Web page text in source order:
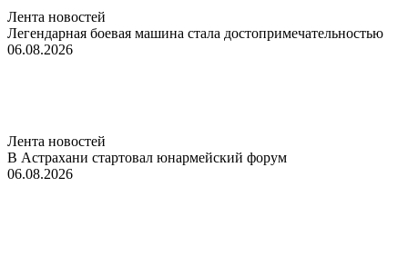
Лента новостей
Легендарная боевая машина стала достопримечательностью
06.08.2026
Лента новостей
В Астрахани стартовал юнармейский форум
06.08.2026